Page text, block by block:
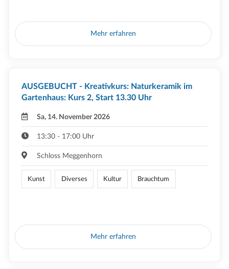
Mehr erfahren
AUSGEBUCHT - Kreativkurs: Naturkeramik im
Gartenhaus: Kurs 2, Start 13.30 Uhr
Sa, 14. November 2026
13:30 - 17:00 Uhr
Schloss Meggenhorn
Kunst Diverses Kultur Brauchtum
Mehr erfahren